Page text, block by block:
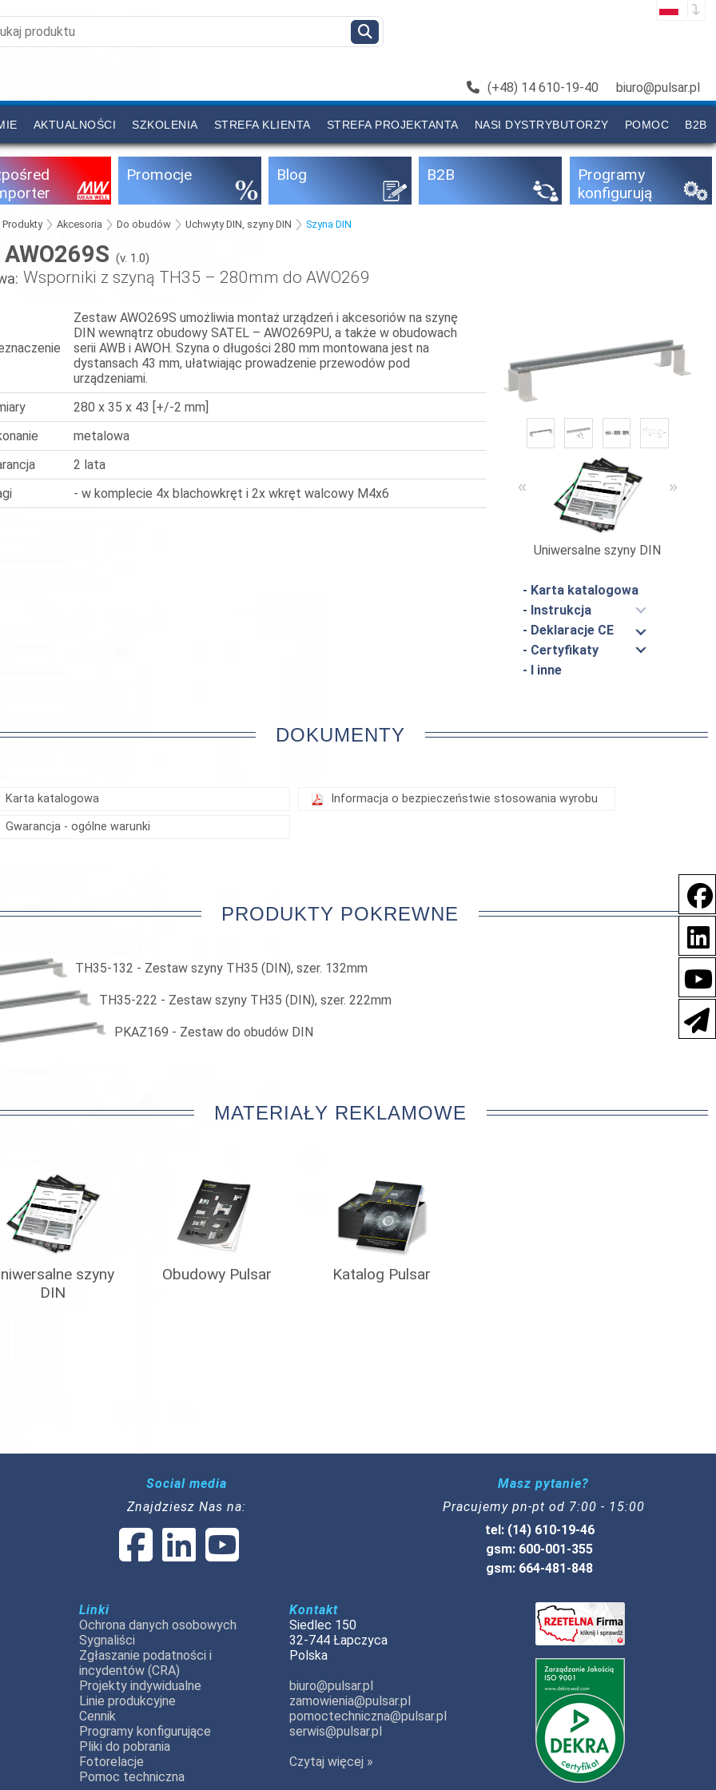
(+48) 14 610-19-40 biuro@pulsar.pl
AKTUALNOŚCI SZKOLENIA STREFA KLIENTA STREFA PROJEKTANTA NASI DYSTRYBUTORZY POMOC B2B
Promocje Blog B2B
Programy
konfigurują
Produkty Akcesoria Do obudów Uchwyty DIN, szyny DIN Szyna DIN
AWO269S (v. 1.0)
Wsporniki z szyną TH35 – 280mm do AWO269
Zestaw AWO269S umożliwia montaż urządzeń i akcesoriów na szynę
DIN wewnątrz obudowy SATEL – AWO269PU, a także w obudowach
serii AWB i AWOH. Szyna o długości 280 mm montowana jest na
dystansach 43 mm, ułatwiając prowadzenie przewodów pod
urządzeniami.
280 x 35 x 43 [+/-2 mm]
metalowa
2 lata
- w komplecie 4x blachowkręt i 2x wkręt walcowy M4x6
Uniwersalne szyny DIN
« »
- Karta katalogowa
- Instrukcja
- Deklaracje CE
- Certyfikaty
- I inne
DOKUMENTY
Karta katalogowa Informacja o bezpieczeństwie stosowania wyrobu
Gwarancja - ogólne warunki
PRODUKTY POKREWNE
TH35-132 - Zestaw szyny TH35 (DIN), szer. 132mm
TH35-222 - Zestaw szyny TH35 (DIN), szer. 222mm
PKAZ169 - Zestaw do obudów DIN
MATERIAŁY REKLAMOWE
szyny
DIN
Obudowy Pulsar Katalog Pulsar
Social media
Znajdziesz Nas na:
Masz pytanie?
Pracujemy pn-pt od 7:00 - 15:00
tel: (14) 610-19-46
gsm: 600-001-355
gsm: 664-481-848
Linki
Ochrona danych osobowych
Sygnaliści
Zgłaszanie podatności i
incydentów (CRA)
Projekty indywidualne
Linie produkcyjne
Cennik
Programy konfigurujące
Pliki do pobrania
Fotorelacje
Pomoc techniczna
Kontakt
Siedlec 150
32-744 Łapczyca
Polska
biuro@pulsar.pl
zamowienia@pulsar.pl
pomoctechniczna@pulsar.pl
serwis@pulsar.pl
Czytaj więcej »